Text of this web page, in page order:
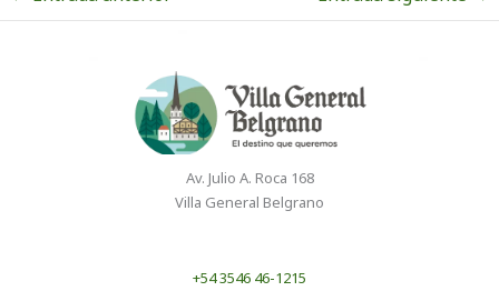
Av. Julio A. Roca 168
Villa General Belgrano
+54 3546 46-1215